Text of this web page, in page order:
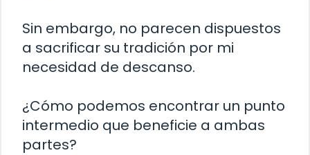
Sin embargo, no parecen dispuestos
a sacrificar su tradición por mi
necesidad de descanso.
¿Cómo podemos encontrar un punto
intermedio que beneficie a ambas
partes?